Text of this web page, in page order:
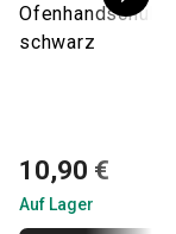
Ofenhandschuh
schwarz
10,90 €
Auf Lager